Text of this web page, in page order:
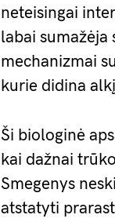
neteisingai
labai
mechanizmai
kurie didina
Ši biologinė
kai dažnai
Smegenys
atstatyti